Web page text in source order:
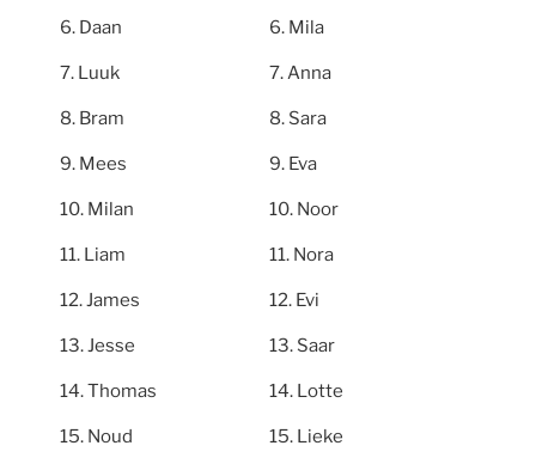
Daan
Luuk
Bram
Mees
Milan
Liam
James
Jesse
Thomas
Noud
Mila
Anna
Sara
Eva
Noor
Nora
Evi
Saar
Lotte
Lieke